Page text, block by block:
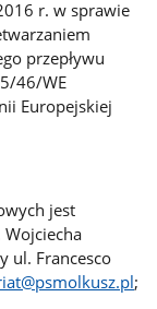
r. w sprawie
przepływu
46/WE
Europejskiej
jest
Wojciecha
ul. Francesco
;